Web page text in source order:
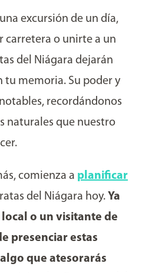
excursión de un día,
carretera o unirte a un
del Niágara dejarán
tu memoria. Su poder y
recordándonos
naturales que nuestro
comienza a planificar
del Niágara hoy. Ya
o un visitante de
presenciar estas
que atesorarás